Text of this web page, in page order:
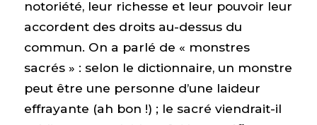
notoriété, leur richesse et leur pouvoir leur
accordent des droits au-dessus du
commun. On a parlé de « monstres
sacrés » : selon le dictionnaire, un monstre
peut être une personne d’une laideur
effrayante (ah bon !) ; le sacré viendrait-il